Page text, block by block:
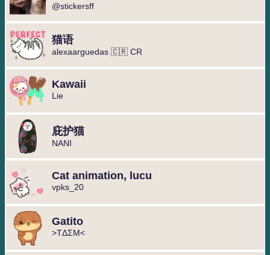
@stickersff
猫语
alexaarguedas 🇨🇷 CR
Kawaii
Lie
庇护猫
NANI
Cat animation, lucu
vpks_20
Gatito
>TΔΣM<